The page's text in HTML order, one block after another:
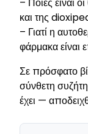
και της
– Γιατί η
φάρμακα είναι
Σε πρόσφατο
σύνθετη
έχει —